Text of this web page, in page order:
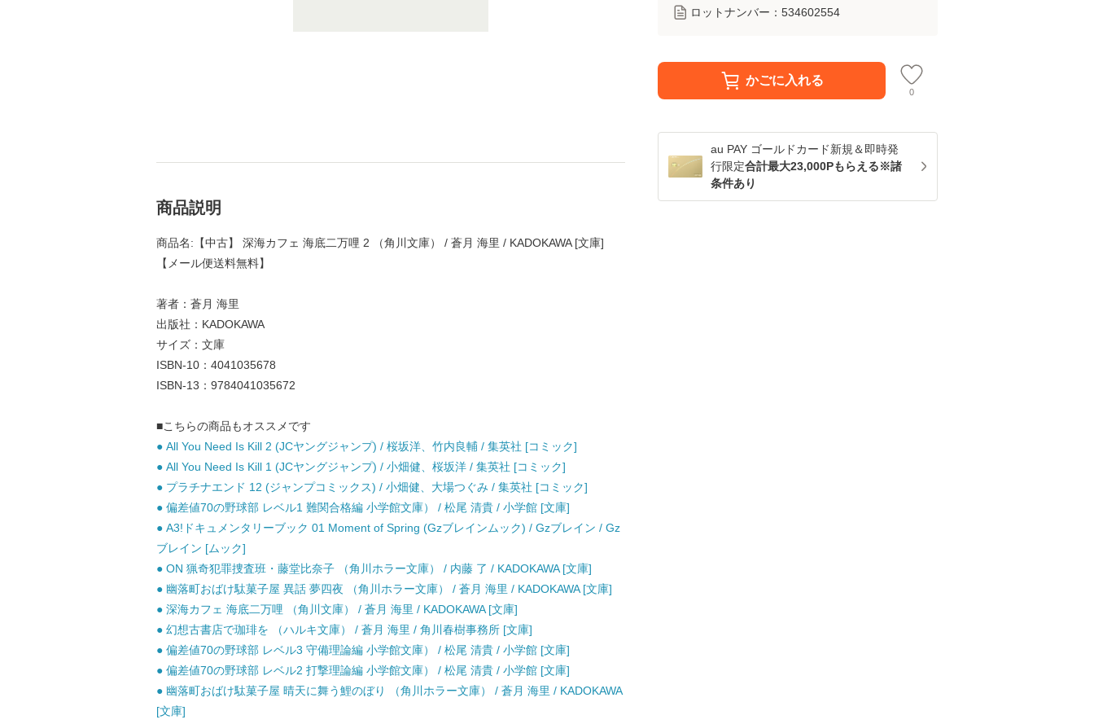
ロットナンバー： 534602554
かごに入れる
0
au PAY ゴールドカード新規＆即時発
行限定合計最大23,000Pもらえる※諸
条件あり
商品説明
商品名:【中古】 深海カフェ 海底二万哩 2 （角川文庫） / 蒼月 海里 / KADOKAWA [文庫]
【メール便送料無料】
著者：蒼月 海里
出版社：KADOKAWA
サイズ：文庫
ISBN-10：4041035678
ISBN-13：9784041035672
■こちらの商品もオススメです
● All You Need Is Kill 2 (JCヤングジャンプ) / 桜坂洋、竹内良輔 / 集英社 [コミック]
● All You Need Is Kill 1 (JCヤングジャンプ) / 小畑健、桜坂洋 / 集英社 [コミック]
● プラチナエンド 12 (ジャンプコミックス) / 小畑健、大場つぐみ / 集英社 [コミック]
● 偏差値70の野球部 レベル1 難関合格編 小学館文庫） / 松尾 清貴 / 小学館 [文庫]
● A3!ドキュメンタリーブック 01 Moment of Spring (Gzブレインムック) / Gzブレイン / Gz
ブレイン [ムック]
● ON 猟奇犯罪捜査班・藤堂比奈子 （角川ホラー文庫） / 内藤 了 / KADOKAWA [文庫]
● 幽落町おばけ駄菓子屋 異話 夢四夜 （角川ホラー文庫） / 蒼月 海里 / KADOKAWA [文庫]
● 深海カフェ 海底二万哩 （角川文庫） / 蒼月 海里 / KADOKAWA [文庫]
● 幻想古書店で珈琲を （ハルキ文庫） / 蒼月 海里 / 角川春樹事務所 [文庫]
● 偏差値70の野球部 レベル3 守備理論編 小学館文庫） / 松尾 清貴 / 小学館 [文庫]
● 偏差値70の野球部 レベル2 打撃理論編 小学館文庫） / 松尾 清貴 / 小学館 [文庫]
● 幽落町おばけ駄菓子屋 晴天に舞う鯉のぼり （角川ホラー文庫） / 蒼月 海里 / KADOKAWA
[文庫]